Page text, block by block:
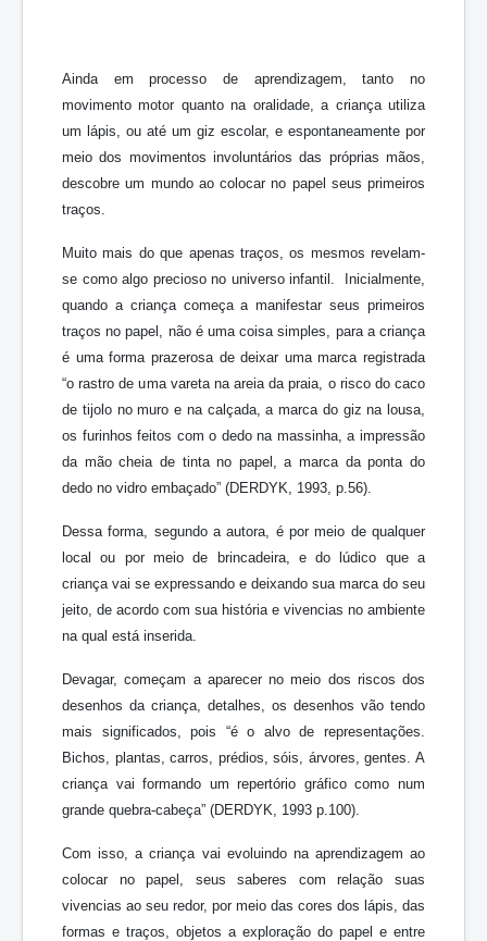
Ainda em processo de aprendizagem, tanto no
movimento motor quanto na oralidade, a criança utiliza
um lápis, ou até um giz escolar, e espontaneamente por
meio dos movimentos involuntários das próprias mãos,
descobre um mundo ao colocar no papel seus primeiros
traços.
Muito mais do que apenas traços, os mesmos revelam-
se como algo precioso no universo infantil. Inicialmente,
quando a criança começa a manifestar seus primeiros
traços no papel, não é uma coisa simples, para a criança
é uma forma prazerosa de deixar uma marca registrada
“o rastro de uma vareta na areia da praia, o risco do caco
de tijolo no muro e na calçada, a marca do giz na lousa,
os furinhos feitos com o dedo na massinha, a impressão
da mão cheia de tinta no papel, a marca da ponta do
dedo no vidro embaçado” (DERDYK, 1993, p.56).
Dessa forma, segundo a autora, é por meio de qualquer
local ou por meio de brincadeira, e do lúdico que a
criança vai se expressando e deixando sua marca do seu
jeito, de acordo com sua história e vivencias no ambiente
na qual está inserida.
Devagar, começam a aparecer no meio dos riscos dos
desenhos da criança, detalhes, os desenhos vão tendo
mais significados, pois “é o alvo de representações.
Bichos, plantas, carros, prédios, sóis, árvores, gentes. A
criança vai formando um repertório gráfico como num
grande quebra-cabeça” (DERDYK, 1993 p.100).
Com isso, a criança vai evoluindo na aprendizagem ao
colocar no papel, seus saberes com relação suas
vivencias ao seu redor, por meio das cores dos lápis, das
formas e traços, objetos a exploração do papel e entre